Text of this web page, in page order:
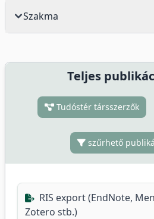
Szakma
Teljes
Tudóstér társszerzők
szűrhető
RIS export (EndNote,
Zotero stb.)